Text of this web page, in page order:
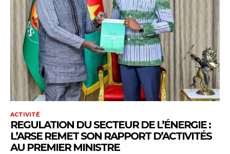
ACTIVITÉ
REGULATION DU SECTEUR DE L’ÉNERGIE :
L’ARSE REMET SON RAPPORT D’ACTIVITÉS
AU PREMIER MINISTRE